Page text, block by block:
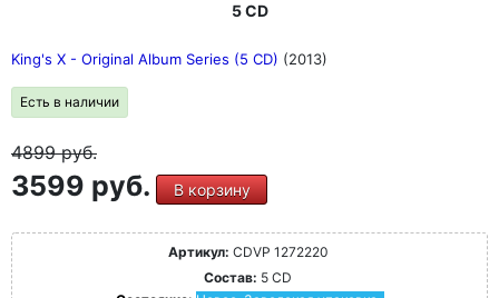
5 CD
King's X - Original Album Series (5 CD) (2013)
Есть в наличии
4899руб.
3599 руб. В корзину
Артикул: CDVP 1272220
Состав: 5 CD